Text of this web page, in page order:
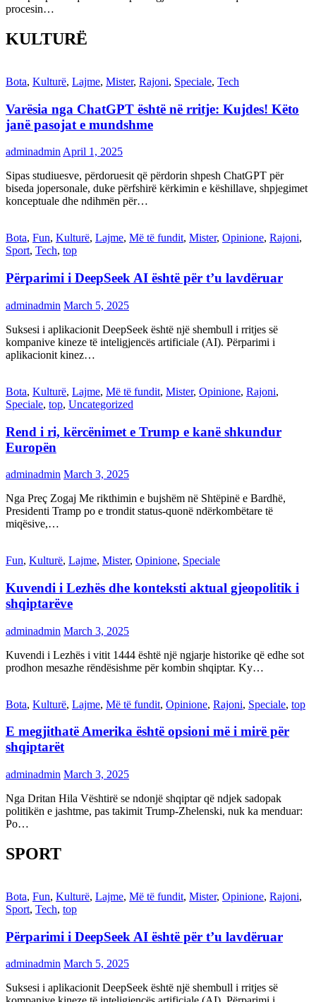
procesin…
KULTURË
Bota, Kulturë, Lajme, Mister, Rajoni, Speciale, Tech
Varësia nga ChatGPT është në rritje: Kujdes! Këto
janë pasojat e mundshme
adminadmin April 1, 2025
Sipas studiuesve, përdoruesit që përdorin shpesh ChatGPT për
biseda jopersonale, duke përfshirë kërkimin e këshillave, shpjegimet
konceptuale dhe ndihmën për…
Bota, Fun, Kulturë, Lajme, Më të fundit, Mister, Opinione, Rajoni,
Sport, Tech, top
Përparimi i DeepSeek AI është për t’u lavdëruar
adminadmin March 5, 2025
Suksesi i aplikacionit DeepSeek është një shembull i rritjes së
kompanive kineze të inteligjencës artificiale (AI). Përparimi i
aplikacionit kinez…
Bota, Kulturë, Lajme, Më të fundit, Mister, Opinione, Rajoni,
Speciale, top, Uncategorized
Rend i ri, kërcënimet e Trump e kanë shkundur
Europën
adminadmin March 3, 2025
Nga Preç Zogaj Me rikthimin e bujshëm në Shtëpinë e Bardhë,
Presidenti Tramp po e trondit status-quonë ndërkombëtare të
miqësive,…
Fun, Kulturë, Lajme, Mister, Opinione, Speciale
Kuvendi i Lezhës dhe konteksti aktual gjeopolitik i
shqiptarëve
adminadmin March 3, 2025
Kuvendi i Lezhës i vitit 1444 është një ngjarje historike që edhe sot
prodhon mesazhe rëndësishme për kombin shqiptar. Ky…
Bota, Kulturë, Lajme, Më të fundit, Opinione, Rajoni, Speciale, top
E megjithatë Amerika është opsioni më i mirë për
shqiptarët
adminadmin March 3, 2025
Nga Dritan Hila Vështirë se ndonjë shqiptar që ndjek sadopak
politikën e jashtme, pas takimit Trump-Zhelenski, nuk ka menduar:
Po…
SPORT
Bota, Fun, Kulturë, Lajme, Më të fundit, Mister, Opinione, Rajoni,
Sport, Tech, top
Përparimi i DeepSeek AI është për t’u lavdëruar
adminadmin March 5, 2025
Suksesi i aplikacionit DeepSeek është një shembull i rritjes së